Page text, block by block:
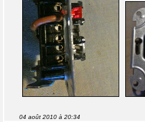
04 août 2010 à 20:34